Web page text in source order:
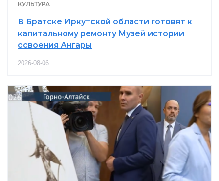
КУЛЬТУРА
В Братске Иркутской области готовят к
капитальному ремонту Музей истории
освоения Ангары
2026-08-06